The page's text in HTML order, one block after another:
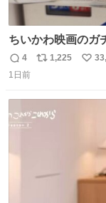
ちいかわ映画のガ
って気まずい
返
信
4
リ
ト
1,225
い
1日前